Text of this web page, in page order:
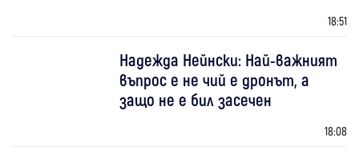
18:51
Надежда Нейнски: Най-важният
въпрос е не чий е дронът, а
защо не е бил засечен
18:08